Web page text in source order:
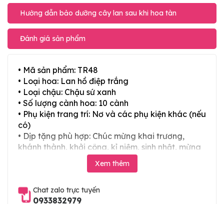
Hướng dẫn bảo dưỡng cây lan sau khi hoa tàn
Đánh giá sản phẩm
• Mã sản phẩm: TR48
• Loại hoa: Lan hồ điệp trắng
• Loại chậu: Chậu sứ xanh
• Số lượng cành hoa: 10 cành
• Phụ kiện trang trí: Nơ và các phụ kiện khác (nếu
có)
• Dịp tặng phù hợp: Chúc mừng khai trương,
khánh thành, khởi công, kỉ niệm, sinh nhật, mừng
thọ, mừng cưới, tân gia và các ngày lễ tết trong
Xem thêm
Chat zalo trực tuyến
0933832979